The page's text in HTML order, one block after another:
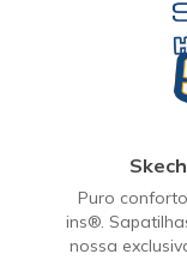
Puro
ins®.
nossa